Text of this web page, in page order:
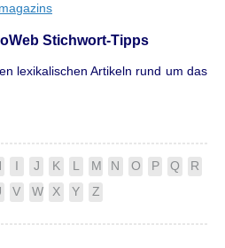
Stichwort-Tipps
lexikalischen Artikeln rund um das
J K M N O P Q
R
V W X Y Z